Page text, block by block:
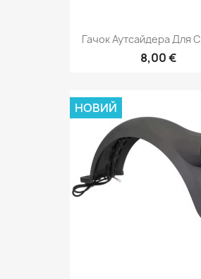
Гачок Аутсайдера Для
8,00 €
НОВИЙ